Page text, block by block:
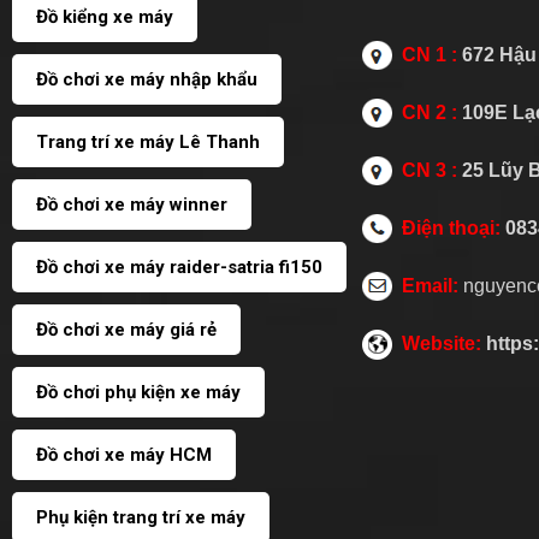
Đồ kiểng xe máy
Đồ chơi xe máy nhập khẩu
Trang trí xe máy Lê Thanh
Đồ chơi xe máy winner
Đồ chơi xe máy raider-satria fi150
Đồ chơi xe máy giá rẻ
Đồ chơi phụ kiện xe máy
Đồ chơi xe máy HCM
Phụ kiện trang trí xe máy
CN 1 :672
CN 2 : 109E
CN 3 : 25 Lũy
Điện thoại:
Email:
Website: